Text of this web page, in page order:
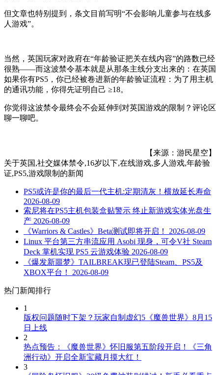
但文章也特别提到，条文目前写明“不会影响儿童参与在线多
人游戏”。
当然，英国玩家对政府在“年龄验证把关在线内容”的路数已经
很熟——而这波禁令基本就是从那条主线分支出来的：在英国
如果你有PS5，你已经被卷进新的年龄验证流程：为了用主机
的通讯功能，你得先证明自己 ≥18。
你觉得这波禁令最终会不会延伸到对英国游戏的限制？评论区
聊一聊吧。
【来源：游民星空】
关于英国,社交媒体禁令,16岁以下,在线游戏,多人游戏,年龄验
证,PS5,游戏限制 的新闻
PS5或许是你的最后一代主机:定期清灰！横放延长寿命
2026-08-09
索尼将在PS5主机包装盒贴警示 终止新游戏实体光盘生
产 2026-08-09
《Warriors & Castles》Beta测试即将开启！
2026-08-09
Linux 平台第三方串流应用 Asobi 现身，可令V社 Steam
Deck 掌机实现 PS5 云游戏体验 2026-08-09
《爆发新噩梦》TAILBREAK现已登陆Steam、PS5及
XBOX平台！
2026-08-09
热门新闻排行
1
版权问题随时下架？玩家自制虚幻5《魔兽世界》8月15
日上线
2
热点预告：《魔兽世界》怀旧服第五阶段开启！《三角
洲行动》开启全新宝藏月摸大红！
3